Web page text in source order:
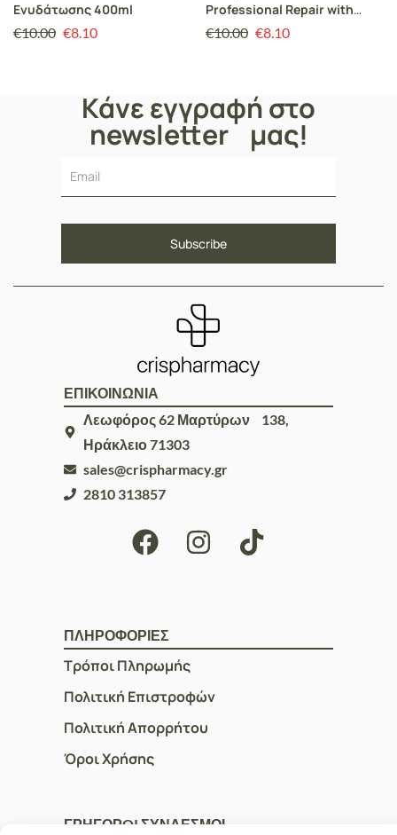
Ενυδάτωσης 400ml
€10.00 €8.10
Professional Repair with
Biolipid Complex & Keratin
€10.00 €8.10
Κάνε εγγραφή στο
newsletter μας!
ΕΠΙΚΟΙΝΩΝΙΑ
Λεωφόρος 62 Μαρτύρων 138,
Ηράκλειο 71303
sales@crispharmacy.gr
2810 313857
ΠΛΗΡΟΦΟΡΙΕΣ
Τρόποι Πληρωμής
Πολιτική Επιστροφών
Πολιτική Απορρήτου
Όροι Χρήσης
ΓΡΗΓΟΡOI ΣΥΝΔΕΣΜΟΙ